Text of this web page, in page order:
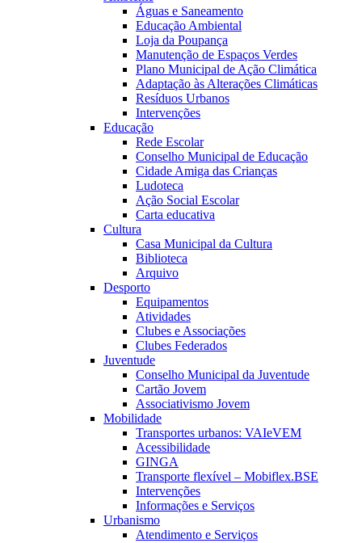
Águas e Saneamento
Educação Ambiental
Loja da Poupança
Manutenção de Espaços Verdes
Plano Municipal de Ação Climática
Adaptação às Alterações Climáticas
Resíduos Urbanos
Intervenções
Educação
Rede Escolar
Conselho Municipal de Educação
Cidade Amiga das Crianças
Ludoteca
Ação Social Escolar
Carta educativa
Cultura
Casa Municipal da Cultura
Biblioteca
Arquivo
Desporto
Equipamentos
Atividades
Clubes e Associações
Clubes Federados
Juventude
Conselho Municipal da Juventude
Cartão Jovem
Associativismo Jovem
Mobilidade
Transportes urbanos: VAIeVEM
Acessibilidade
GINGA
Transporte flexível – Mobiflex.BSE
Intervenções
Informações e Serviços
Urbanismo
Atendimento e Serviços